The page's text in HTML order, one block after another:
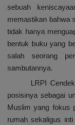
sebuah
memastikan bahwa
tidak hanya
bentuk buku yang
salah seorang
sambutannya.
LRPI
posisinya sebagai
Muslim yang fokus
rumah sekaligus